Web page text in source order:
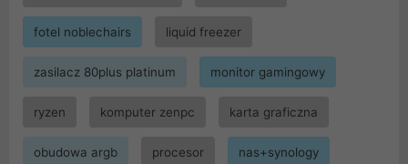
fotel noblechairs liquid freezer
zasilacz 80plus platinum monitor gamingowy
ryzen komputer zenpc karta graficzna
obudowa argb procesor nas+synology